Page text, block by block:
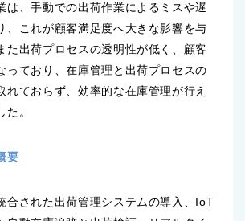
は、手動での出荷作業によるミスや遅
、これが顧客満足度へ大きな影響を与
た出荷プロセスの透明性が低く、顧客
っており、在庫管理と出荷プロセスの
れておらず、効率的な在庫管理が行え
。
要
合された出荷管理システムの導入、IoT